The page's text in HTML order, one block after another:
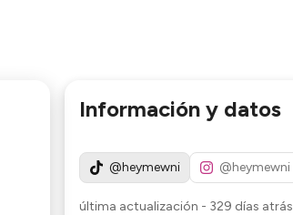
Información y datos
@heymewni @heymewni
última actualización - 329 días atrás